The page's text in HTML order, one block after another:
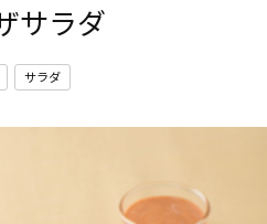
サラダ
サラダ